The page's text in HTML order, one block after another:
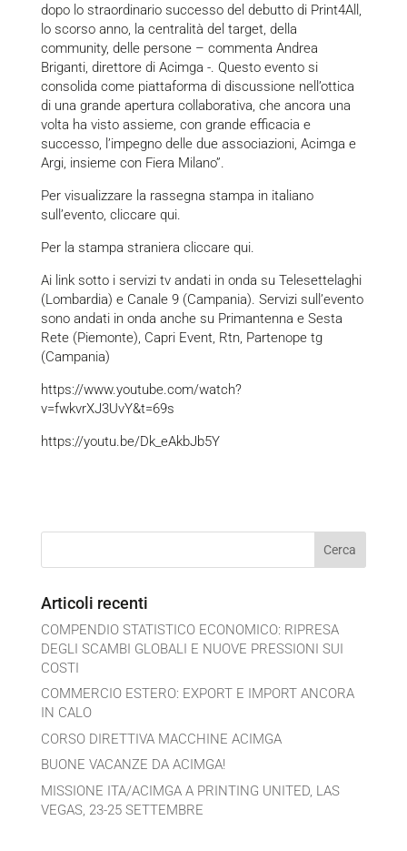
dopo lo straordinario successo del debutto di Print4All,
lo scorso anno, la centralità del target, della
community, delle persone – commenta Andrea
Briganti, direttore di Acimga -. Questo evento si
consolida come piattaforma di discussione nell’ottica
di una grande apertura collaborativa, che ancora una
volta ha visto assieme, con grande efficacia e
successo, l’impegno delle due associazioni, Acimga e
Argi, insieme con Fiera Milano”.
Per visualizzare la rassegna stampa in italiano
sull’evento, cliccare qui.
Per la stampa straniera cliccare qui.
Ai link sotto i servizi tv andati in onda su Telesettelaghi
(Lombardia) e Canale 9 (Campania). Servizi sull’evento
sono andati in onda anche su Primantenna e Sesta
Rete (Piemonte), Capri Event, Rtn, Partenope tg
(Campania)
https://www.youtube.com/watch?
v=fwkvrXJ3UvY&t=69s
https://youtu.be/Dk_eAkbJb5Y
Articoli recenti
COMPENDIO STATISTICO ECONOMICO: RIPRESA
DEGLI SCAMBI GLOBALI E NUOVE PRESSIONI SUI
COSTI
COMMERCIO ESTERO: EXPORT E IMPORT ANCORA
IN CALO
CORSO DIRETTIVA MACCHINE ACIMGA
BUONE VACANZE DA ACIMGA!
MISSIONE ITA/ACIMGA A PRINTING UNITED, LAS
VEGAS, 23-25 SETTEMBRE